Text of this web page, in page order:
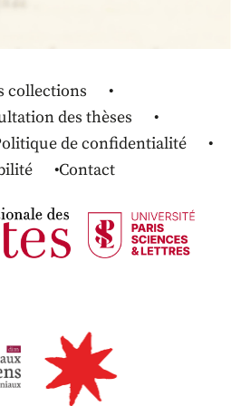
collections
des thèses
de confidentialité
Contact